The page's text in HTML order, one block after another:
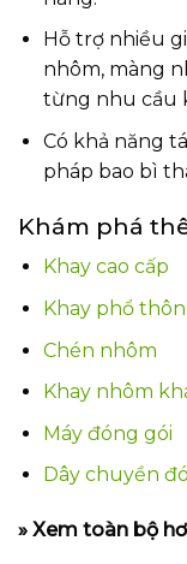
Hỗ trợ nhiều
nhôm, màng
từng nhu cầu
Có khả năng
pháp bao bì
Khám phá
Khay cao cấp
Khay phổ
Chén nhôm
Khay nhôm
Máy đóng gói
Dây chuyền
» Xem toàn bộ